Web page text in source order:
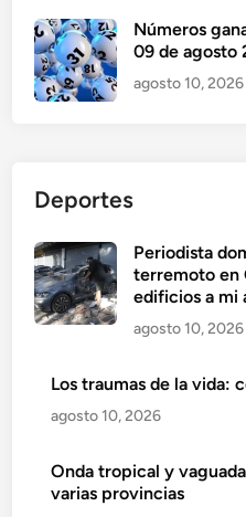
Números
09 de agosto
agosto 10, 2026
Deportes
Periodista
terremoto en
edificios a mi
agosto 10, 2026
Los traumas de la vida:
agosto 10, 2026
Onda tropical y
varias provincias